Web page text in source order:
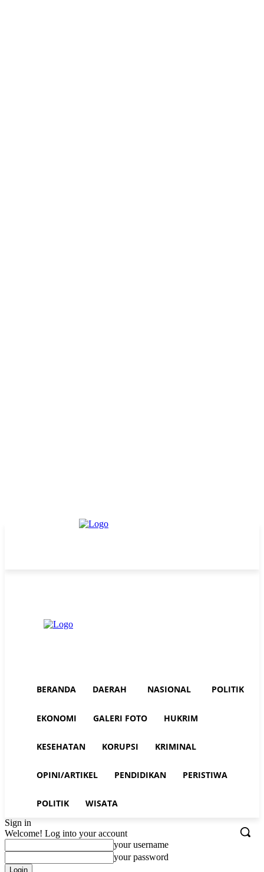
BERANDA DAERAH NASIONAL POLITIK
EKONOMI GALERI FOTO HUKRIM
KESEHATAN KORUPSI KRIMINAL
OPINI/ARTIKEL PENDIDIKAN PERISTIWA
POLITIK WISATA
Sign in
Welcome! Log into your account
your username
your password